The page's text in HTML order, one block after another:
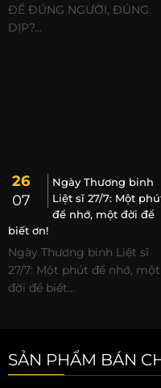
ĐỂ ĐÚNG NGƯỜI, ĐÚNG
DỊP?...
26
07
Ngày Thương binh
Liệt sĩ 27/7: Một
để nhớ, một đời để
biết ơn!
Ngày Thương binh Liệt sĩ
27/7: Một phút để nhớ, một
đời để biết...
SẢN PHẨM BÁN